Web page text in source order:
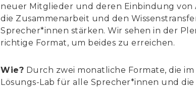
neuer Mitglieder und deren Einbindung von
die Zusammenarbeit und den
Sprecher*innen stärken. Wir sehen in der
richtige Format, um beides zu erreichen.
Wie? Durch zwei monatliche Formate, die
Lösungs-Lab für alle Sprecher*innen und